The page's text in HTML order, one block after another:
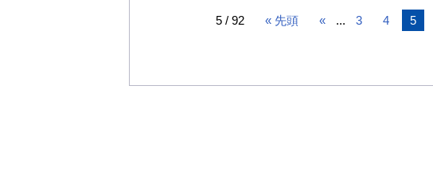
5 / 92 « 先頭 « ... 3 4 5